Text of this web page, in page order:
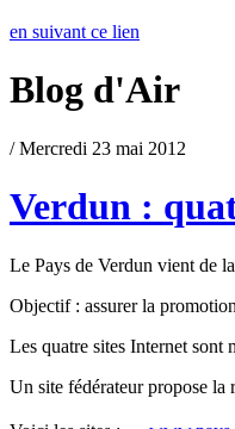
en suivant ce lien
Blog d'Air
/ Mercredi 23 mai 2012
Verdun :
Le Pays de Verdun vient de
Objectif : assurer la
Les quatre sites Internet sont
Un site fédérateur propose la